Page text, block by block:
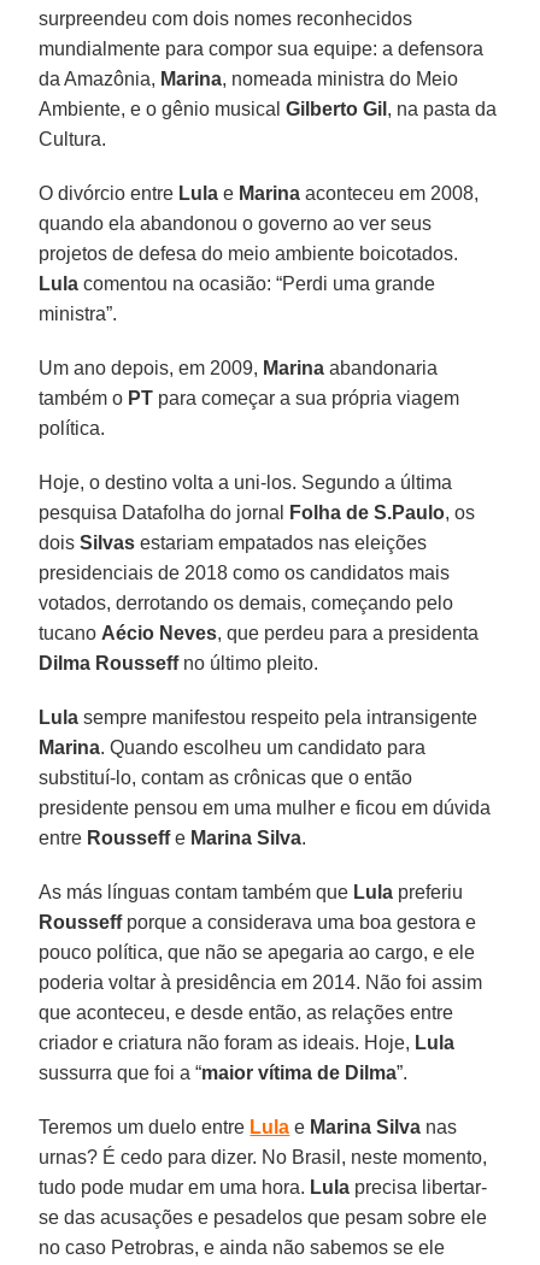
surpreendeu com dois nomes reconhecidos
mundialmente para compor sua equipe: a defensora
da Amazônia, Marina, nomeada ministra do Meio
Ambiente, e o gênio musicalGilberto Gil , na pasta da
Cultura.
O divórcio entre Lula e Marina aconteceu em 2008,
quando ela abandonou o governo ao ver seus
projetos de defesa do meio ambiente boicotados.
Lula comentou na ocasião: “Perdi uma grande
ministra”.
Um ano depois, em 2009, Marina abandonaria
também o PT para começar a sua própria viagem
política.
Hoje, o destino volta a uni-los. Segundo a última
pesquisa Datafolha do jornal
Folha de S.Paulo, os
doisSilvas estariam empatados nas eleições
presidenciais de 2018 como os candidatos mais
votados, derrotando os demais, começando pelo
tucano Aécio Neves, que perdeu para a presidenta
Dilma Rousseffno último pleito.
Lula sempre manifestou respeito pela intransigente
Marina. Quando escolheu um candidato para
substituí-lo, contam as crônicas que o então
presidente pensou em uma mulher e ficou em dúvida
entre Rousseffe Marina Silva.
As más línguas contam também que Lula preferiu
Rousseffporque a considerava uma boa gestora e
pouco política, que não se apegaria ao cargo, e ele
poderia voltar à presidência em 2014. Não foi assim
que aconteceu, e desde então, as relações entre
criador e criatura não foram as ideais. Hoje, Lula
sussurra que foi a “maior vítima de Dilma”.
Teremos um duelo entre Lula e Marina Silva nas
urnas? É cedo para dizer. No Brasil, neste momento,
tudo pode mudar em uma hora. Lula precisa libertar-
se das acusações e pesadelos que pesam sobre ele
no caso Petrobras, e ainda não sabemos se ele